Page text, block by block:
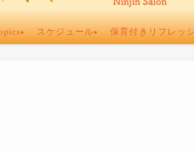
スケジュール 保育付きリフレッ